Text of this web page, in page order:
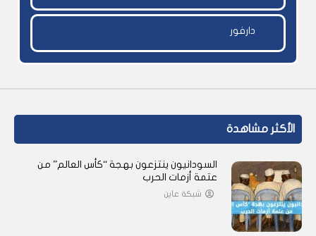
دارفور
الأكثر مشاهدة
السودانيون ينتزعون بهجة “كأس العالم” من
عتمة أزمات الحرب
شبكة عاين